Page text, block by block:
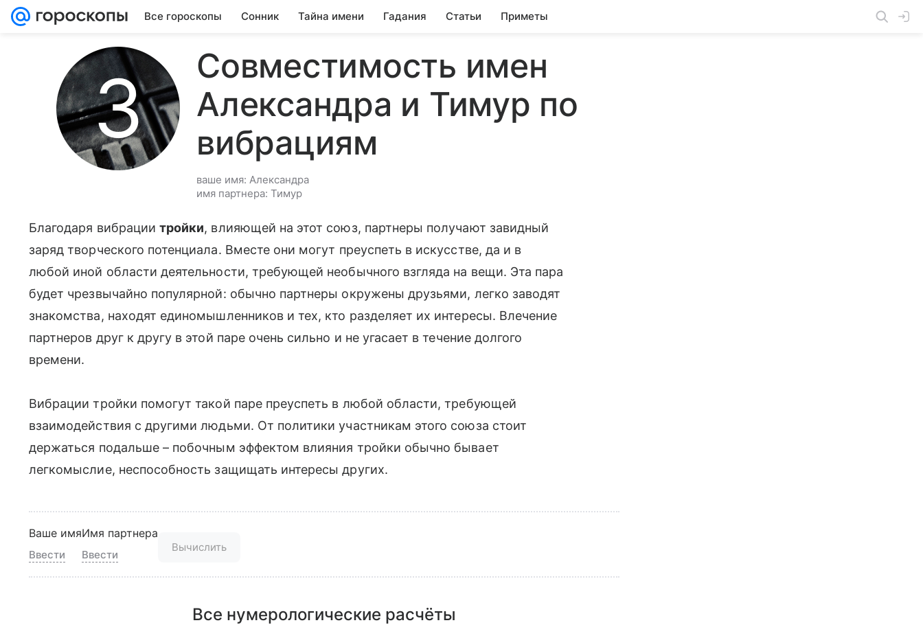
Все гороскопы Сонник Тайна имени Гадания Статьи Приметы
Совместимость имен
Александра и Тимур по
вибрациям
ваше имя: Александра
имя партнера: Тимур
Благодаря вибрациитройки, влияющей на этот союз, партнеры получают завидный
заряд творческого потенциала. Вместе они могут преуспеть в искусстве, да и в
любой иной области деятельности, требующей необычного взгляда на вещи. Эта пара
будет чрезвычайно популярной: обычно партнеры окружены друзьями, легко заводят
знакомства, находят единомышленников и тех, кто разделяет их интересы. Влечение
партнеров друг к другу в этой паре очень сильно и не угасает в течение долгого
времени.
Вибрации тройки помогут такой паре преуспеть в любой области, требующей
взаимодействия с другими людьми. От политики участникам этого союза стоит
держаться подальше – побочным эффектом влияния тройки обычно бывает
легкомыслие, неспособность защищать интересы других.
Ваше имя
Ввести
Имя партнера
Ввести
Вычислить
Все нумерологические расчёты